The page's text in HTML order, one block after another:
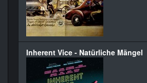
Inherent Vice - Natürliche Mängel